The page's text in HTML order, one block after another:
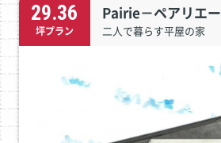
29.36
坪プラン
Pairie－ペアリエー
二人で暮らす平屋の家